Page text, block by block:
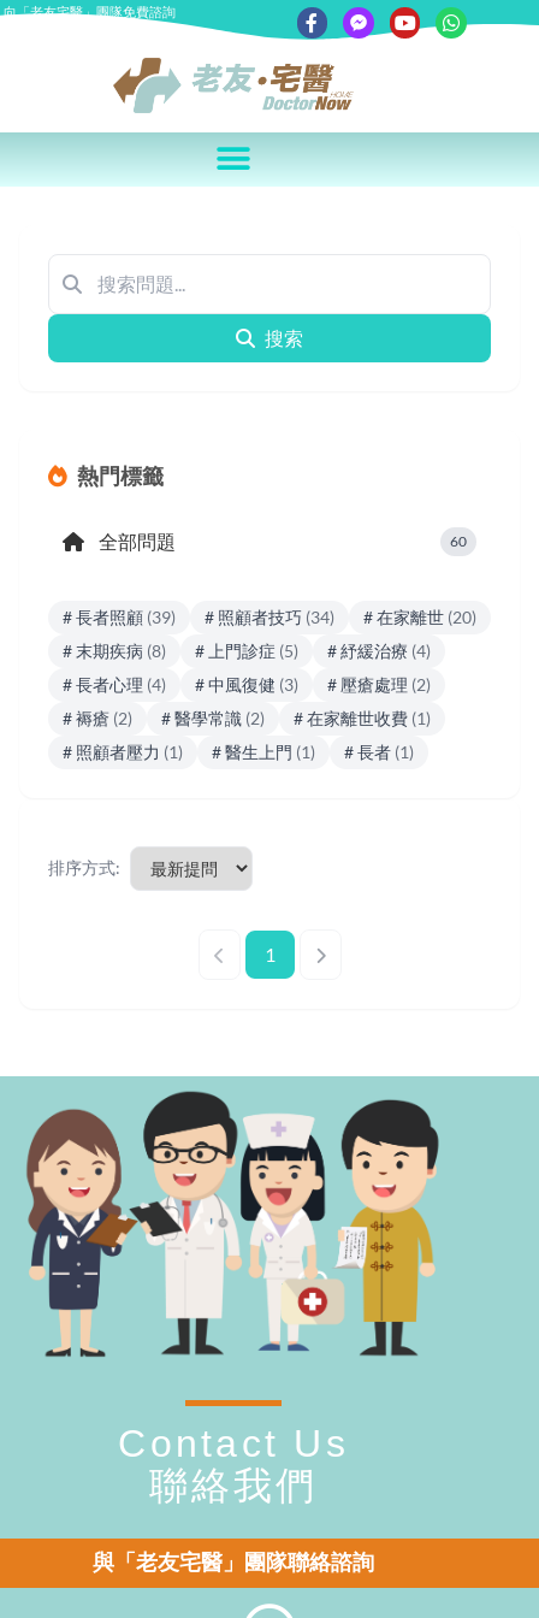
向「老友宅醫」團隊免費諮詢
搜索
熱門標籤
全部問題 60
# 長者照顧 (39) # 照顧者技巧 (34) # 在家離世 (20)
# 末期疾病 (8) # 上門診症 (5) # 紓緩治療 (4)
# 長者心理 (4) # 中風復健 (3) # 壓瘡處理 (2)
# 褥瘡 (2) # 醫學常識 (2) # 在家離世收費 (1)
# 照顧者壓力 (1) # 醫生上門 (1) # 長者 (1)
排序方式:
1
Contact Us
聯絡我們
與「老友宅醫」團隊聯絡諮詢